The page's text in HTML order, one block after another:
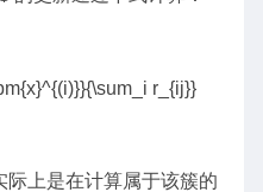
r_{ij}}
际上是在计算属于该簇的